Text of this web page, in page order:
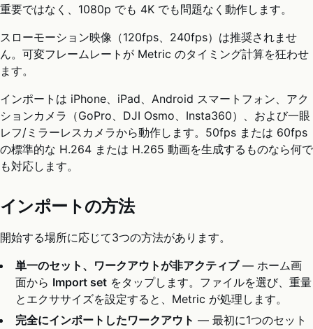
重要ではなく、1080p でも 4K でも問題なく動作します。
スローモーション映像（120fps、240fps）は推奨されませ
ん。可変フレームレートが Metric のタイミング計算を狂わせ
ます。
インポートは iPhone、iPad、Android スマートフォン、アク
ションカメラ（GoPro、DJI Osmo、Insta360）、および一眼
レフ/ミラーレスカメラから動作します。50fps または 60fps
の標準的な H.264 または H.265 動画を生成するものなら何で
も対応します。
インポートの方法
開始する場所に応じて3つの方法があります。
単一のセット、ワークアウトが非アクティブ— ホーム画
面から Import set をタップします。ファイルを選び、重量
とエクササイズを設定すると、Metric が処理します。
完全にインポートしたワークアウト — 最初に1つのセット